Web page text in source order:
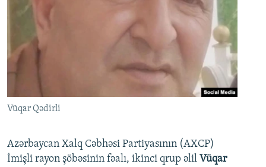
Vüqar Qədirli
Azərbaycan Xalq Cəbhəsi Partiyasının (AXCP)
İmişli rayon şöbəsinin fəalı, ikinci qrup əlil Vüqar